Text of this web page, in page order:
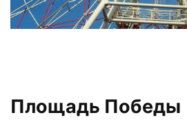
Площадь Победы